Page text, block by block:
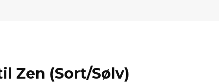
Zen (Sort/Sølv)